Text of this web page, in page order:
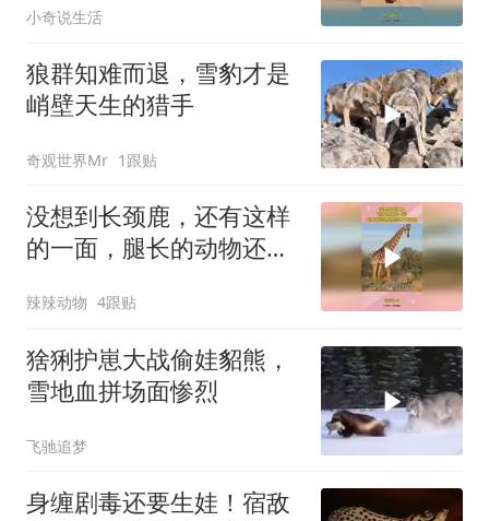
小奇说生活
狼群知难而退，雪豹才是
峭壁天生的猎手
奇观世界Mr 1跟贴
没想到长颈鹿，还有这样
的一面，腿长的动物还是
辣辣动物 4跟贴
猞猁护崽大战偷娃貂熊，
雪地血拼场面惨烈
飞驰追梦
身缠剧毒还要生娃！宿敌